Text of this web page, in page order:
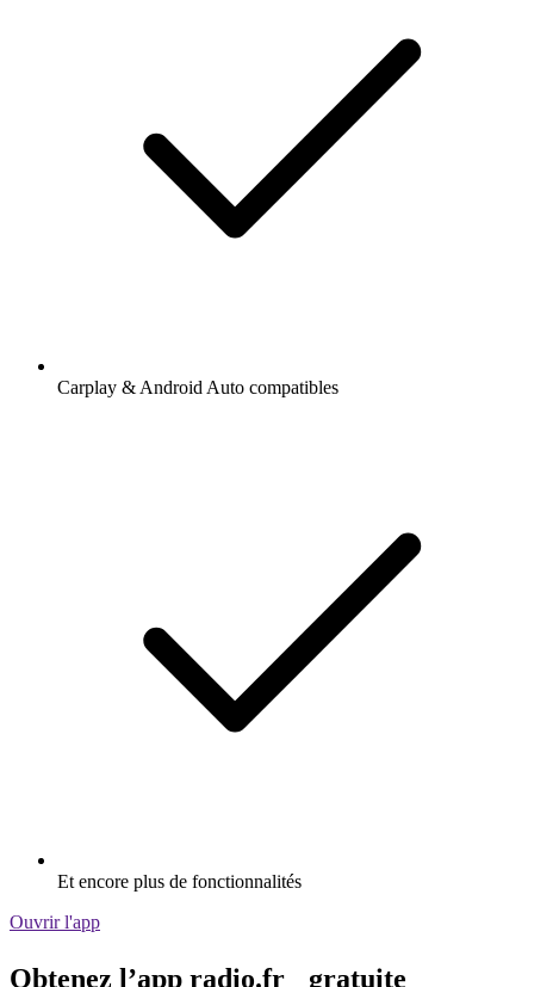
Carplay & Android Auto compatibles
Et encore plus de fonctionnalités
Ouvrir l'app
Obtenez l’app radio.fr gratuite